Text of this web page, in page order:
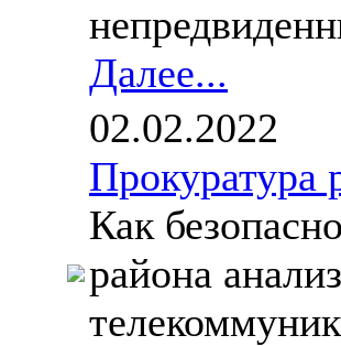
Далее...
02.02.2022
Прокуратура
Как
района